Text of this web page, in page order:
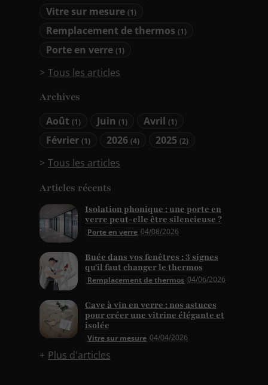
Vitre sur mesure (1)
Remplacement de thermos (1)
Porte en verre (1)
Tous les articles
Archives
Août (1) Juin(1) Avril(1)
Février (1) 2026(4) 2025(2)
Tous les articles
Articles récents
Porte en verre 04/08/2026
Isolation phonique : une porte en
verre peut-elle être silencieuse ?
Remplacement de thermos 04/06/2026
Buée dans vos fenêtres : 3 signes
qu'il faut changer le thermos
Vitre sur mesure 04/04/2026
Cave à vin en verre : nos astuces
pour créer une vitrine élégante et
isolée
Plus d'articles